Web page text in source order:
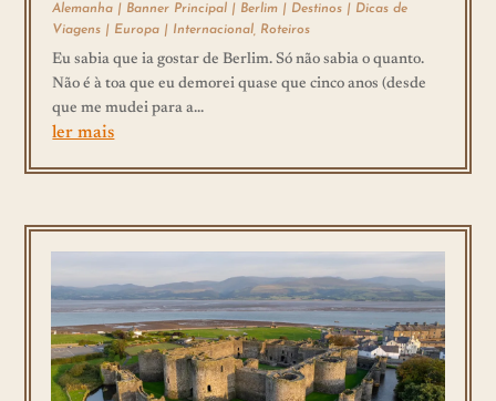
Alemanha | Banner Principal | Berlim | Destinos | Dicas de
Viagens | Europa | Internacional Roteiros
Eu sabia que ia gostar de Berlim. Só não sabia o quanto.
Não é à toa que eu demorei quase que cinco anos (desde
que me mudei para a...
ler mais